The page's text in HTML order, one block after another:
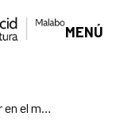
MENÚ
Semana de la Mujer. Coloquio: La mujer en el medio audiovisual